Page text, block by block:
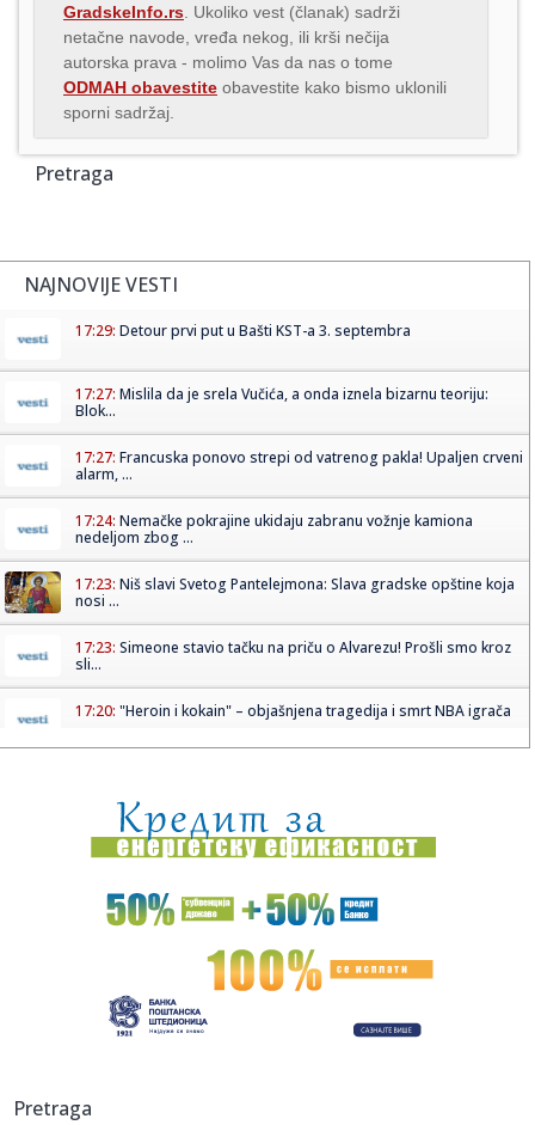
GradskeInfo.rs . Ukoliko vest (članak) sadrži
netačne navode, vređa nekog, ili krši nečija
autorska prava - molimo Vas da nas o tome
ODMAH obavestite obavestite kako bismo uklonili
sporni sadržaj.
Pretraga
NAJNOVIJE VESTI
17:29: Detour prvi put u Bašti KST-a 3. septembra
17:27: Mislila da je srela Vučića, a onda iznela bizarnu teoriju:
Blok...
17:27: Francuska ponovo strepi od vatrenog pakla! Upaljen crveni
alarm, ...
17:24: Nemačke pokrajine ukidaju zabranu vožnje kamiona
nedeljom zbog ...
17:23: Niš slavi Svetog Pantelejmona: Slava gradske opštine koja
nosi ...
17:23: Simeone stavio tačku na priču o Alvarezu! Prošli smo kroz
sli...
17:20: "Heroin i kokain" – objašnjena tragedija i smrt NBA igrača
17:19:Kumulativna prodaja BMW-a Serije 3 u Kini premašila 2
miliona je...
17:18:Raketa pogodila tanker u Ormuskom moreuzu
Svet srlja u novi rat?; Primirje pred potpunim krahom
17:12:Dvejn Džonson se oglasio posle debakla „Moane“: Kritičari
se i cif...
Pretraga